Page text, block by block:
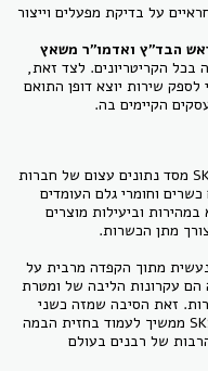
לפחות 28 רבנים האחראיים על בדיקת מפעלים וייצור
הבד"ץ ואדמו"ר משאץ
בכל הקריטריונים. לצד זאת,
לספק שירות יוצא דופן התואם
הקיימים בה.
נוסף על כך, הקימו בבד"ץ שאץ SKS KOSHER מסד נתונים עצום של חברות
כשרים וחומרי גלם העומדים
וביעילות מוצרים
מתן הכשרות.
מתוך הקפדה מרבית על
עקרונות הליבה של ומטרת
זאת הסיבה שמזה כשני
עשורים גוף הכשרות בד"ץ שאץ SKS KOSHER ממשיך לעמוד בחזית הבמה
של רבנים בעולם